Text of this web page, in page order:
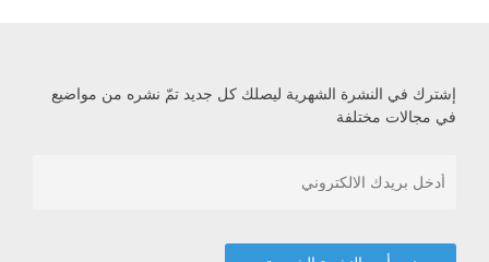
إشترك في النشرة الشهرية ليصلك كل جديد تمّ نشره من مواضيع
في مجالات مختلفة